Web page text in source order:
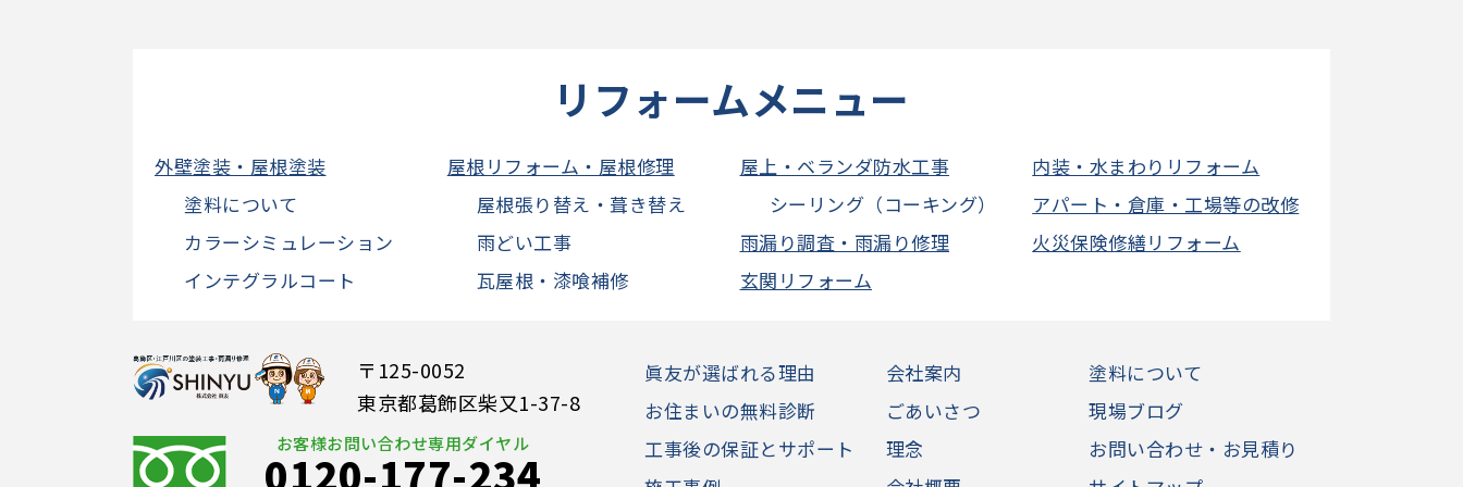
リフォームメニュー
外壁塗装・屋根塗装
塗料について
カラーシミュレーション
インテグラルコート
屋根リフォーム・屋根修理
屋根張り替え・葺き替え
雨どい工事
瓦屋根・漆喰補修
屋上・ベランダ防水工事
シーリング（コーキング）
雨漏り調査・雨漏り修理
玄関リフォーム
内装・水まわりリフォーム
アパート・倉庫・工場等の改修
火災保険修繕リフォーム
〒125-0052
東京都葛飾区柴又1-37-8
お客様お問い合わせ専用ダイヤル
0120-177-234
眞友が選ばれる理由
お住まいの無料診断
工事後の保証とサポート
会社案内
ごあいさつ
理念
塗料について
現場ブログ
お問い合わせ・お見積り